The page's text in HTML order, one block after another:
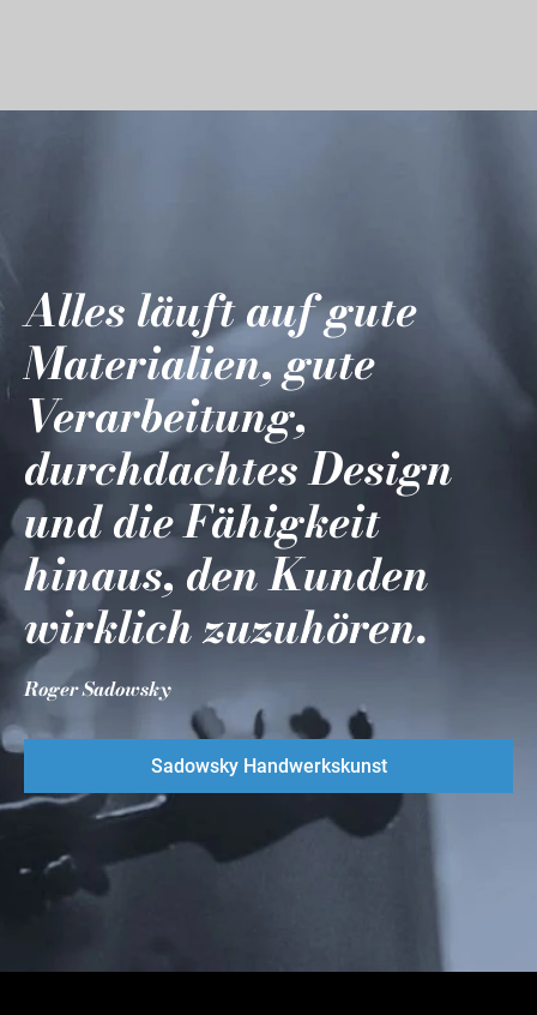
Alles läuft auf gute
Materialien, gute
Verarbeitung,
durchdachtes Design
und die Fähigkeit
hinaus, den Kunden
wirklich zuzuhören.
Roger Sadowsky
Sadowsky Handwerkskunst